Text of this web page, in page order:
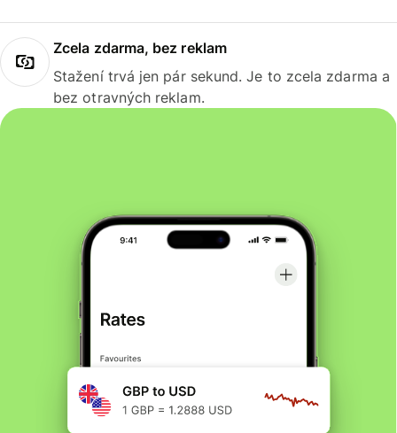
Zcela zdarma, bez reklam
Stažení trvá jen pár sekund. Je to zcela zdarma a
bez otravných reklam.